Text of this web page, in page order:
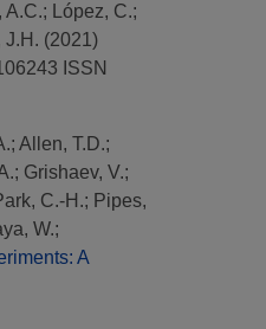
A.C.; López, C.;
J.H. (2021)
ISSN
; Allen, T.D.;
; Grishaev, V.;
C.-H.; Pipes,
W.;
A